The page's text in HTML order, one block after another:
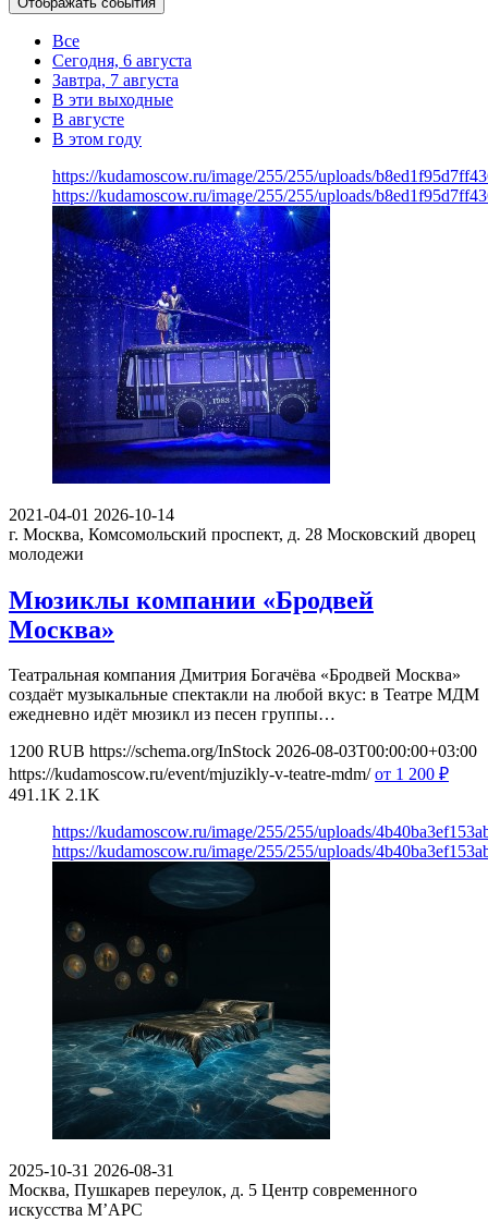
Все
Сегодня, 6 августа
Завтра, 7 августа
В эти выходные
В августе
В этом году
https://kudamoscow.ru/image/255/255/uploads/
https://kudamoscow.ru/image/255/255/uploads/
2021-04-01 2026-10-14
г. Москва, Комсомольский проспект, д. 28 Московский дворец
молодежи
Мюзиклы компании «Бродвей
Москва»
Театральная компания Дмитрия Богачёва «Бродвей Москва»
создаёт музыкальные спектакли на любой вкус: в Театре МДМ
ежедневно идёт мюзикл из песен группы…
1200 RUB https://schema.org/InStock 2026-08-03T00:00:00+03:00
https://kudamoscow.ru/event/mjuzikly-v-teatre-mdm/ от 1 200 ₽
491.1K 2.1K
https://kudamoscow.ru/image/255/255/uploads/
https://kudamoscow.ru/image/255/255/uploads/
2025-10-31 2026-08-31
Москва, Пушкарев переулок, д. 5 Центр современного
искусства М’АРС